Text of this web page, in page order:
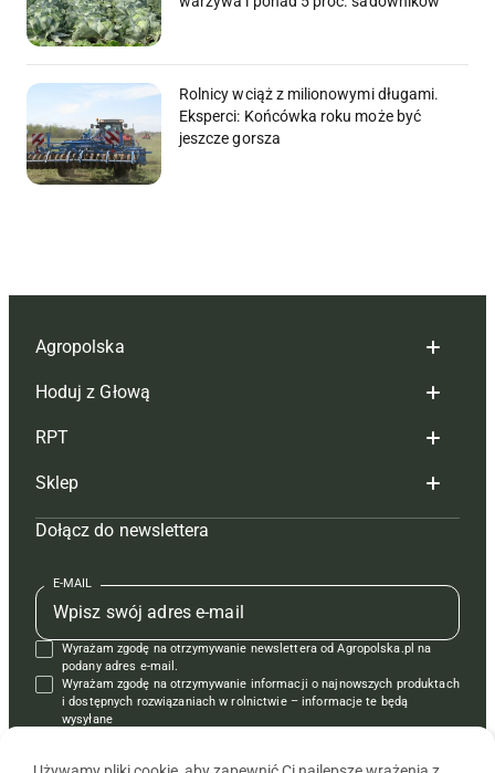
Rolnicy wciąż z milionowymi długami.
Eksperci: Końcówka roku może być
jeszcze gorsza
Agropolska
Redakcja
Reklama
Tagi
Mapa serwisu
Kontakt
Regulamin
Polityka prywatności
Hoduj z Głową
Hoduj z głową bydło
Hoduj z głową świnie
Prenumerata
Redakcja
Kontakt
Reklama
RPT
Redakcja
Prenumerata
Reklama
Kontakt
Krzyżówki
Sklep
Czasopisma i prenumerata
Książki
Regulamin
Dołącz do newslettera
E-MAIL
Wyrażam zgodę na otrzymywanie newslettera od Agropolska.pl na
podany adres e-mail.
Wyrażam zgodę na otrzymywanie informacji o najnowszych produktach
i dostępnych rozwiązaniach w rolnictwie – informacje te będą
wysyłane